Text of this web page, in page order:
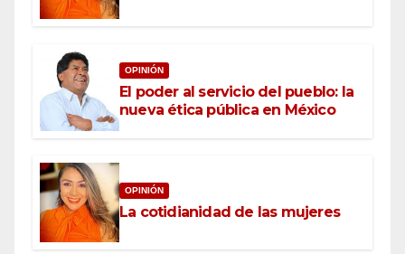
OPINIÓN
El poder al servicio del pueblo: la
nueva ética pública en México
OPINIÓN
La cotidianidad de las mujeres